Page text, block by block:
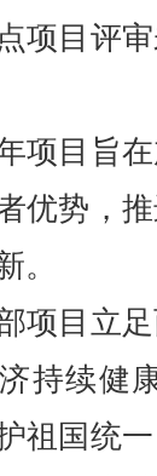
项目评
目旨在
优势，
。
目立足
持续健
祖国统